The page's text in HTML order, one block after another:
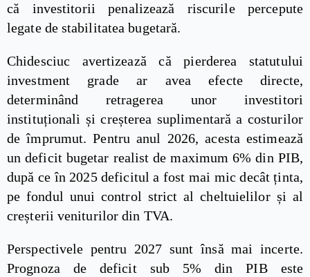
că investitorii penalizează riscurile percepute
legate de stabilitatea bugetară.
Chidesciuc avertizează că pierderea statutului
investment grade ar avea efecte directe,
determinând retragerea unor investitori
instituționali și creșterea suplimentară a costurilor
de împrumut. Pentru anul 2026, acesta estimează
un deficit bugetar realist de maximum 6% din PIB,
după ce în 2025 deficitul a fost mai mic decât ținta,
pe fondul unui control strict al cheltuielilor și al
creșterii veniturilor din TVA.
Perspectivele pentru 2027 sunt însă mai incerte.
Prognoza de deficit sub 5% din PIB este